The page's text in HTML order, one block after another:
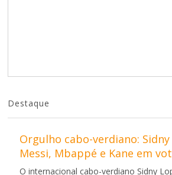
Destaque
Orgulho cabo-verdiano:
Messi, Mbappé e Kane em
O internacional cabo-verdiano Sidny